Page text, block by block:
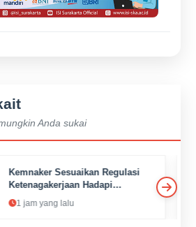
Anda sukai
Kemnaker Sesuaikan Regulasi
Ketenagakerjaan Hadapi
Dinamika Dunia Kerja
1 jam yang lalu